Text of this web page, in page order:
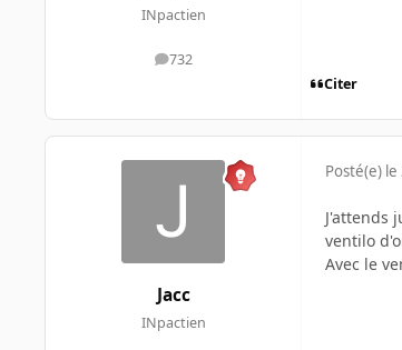
INpactien
732
messages
Citer
Jacc
INpactien
Posté(e) le
J'attends
ventilo
Avec le